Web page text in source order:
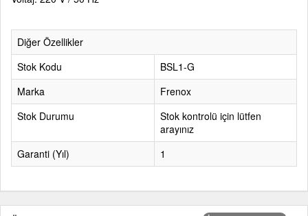
Diğer Özellikler
Stok Kodu
BSL1-G
Marka
Frenox
Stok Durumu
Stok kontrolü için lütfen
arayınız
Garanti (Yıl)
1